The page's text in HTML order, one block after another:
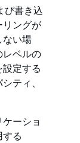
び書き込
リングが
ない場
レベルの
定する
ティ、
ーショ
る